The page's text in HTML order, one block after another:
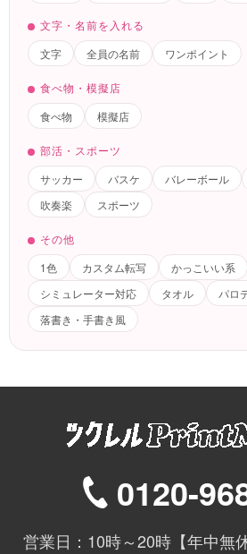
文字・名前を入れる
文字
全員の名前 ワンポイント
食べ物・模擬店
食べ物
模擬店
部活・スポーツ
サッカー
バスケ バレーボール
吹奏楽
スポーツ
その他
1色
カスタム転写 かっこいい系
シミュレーター対応
タオル
パロ
落書き・手書き風
0120-
営業日：10時～20時【年中無